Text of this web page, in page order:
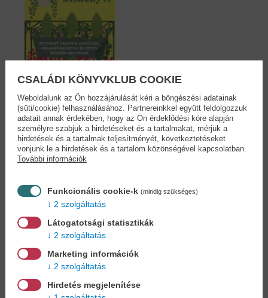
Kiskertek kiskönyve
-...
Kay Maguire
11,39 €9,90 €
Cookies
Miért regisztráljon az oldalunkon?
CSALÁDI KÖNYVKLUB COOKIE
Weboldalunk az Ön hozzájárulását kéri a böngészési adatainak
(süti/cookie) felhasználásához. Partnereinkkel együtt feldolgozzuk
adatait annak érdekében, hogy az Ön érdeklődési köre alapján
személyre szabjuk a hirdetéseket és a tartalmakat, mérjük a
hirdetések és a tartalmak teljesítményét, következtetéseket
vonjunk le a hirdetések és a tartalom közönségével kapcsolatban.
További információk
Funkcionális cookie-k (mindig szükséges)
2 szolgáltatás
Látogatotsági statisztikák
2 szolgáltatás
Marketing információk
2 szolgáltatás
Hirdetés megjelenítése